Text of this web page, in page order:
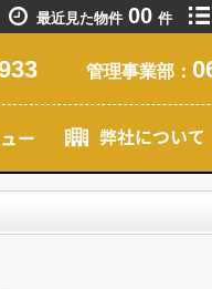
最近見た物件 00 件
管理事業部：